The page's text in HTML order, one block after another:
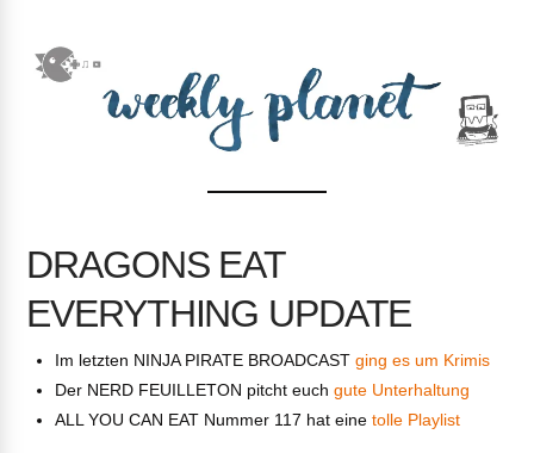
DRAGONS EAT
EVERYTHING UPDATE
Im letzten NINJA PIRATE BROADCAST ging es um Krimis
Der NERD FEUILLETON pitcht euch gute Unterhaltung
ALL YOU CAN EAT Nummer 117 hat eine tolle Playlist